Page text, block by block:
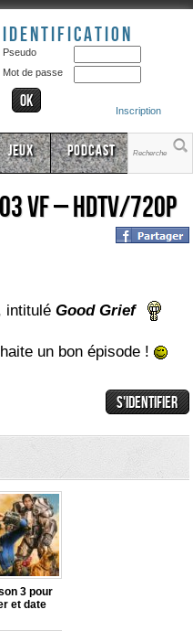
Identification
Pseudo
Mot de passe
Inscription
Jeux Podcast
VF – HDTV/720p
intituléGood Grief
un bon épisode !
3 pour
et date